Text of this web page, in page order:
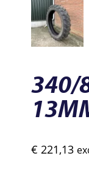
340/
€ 221,13